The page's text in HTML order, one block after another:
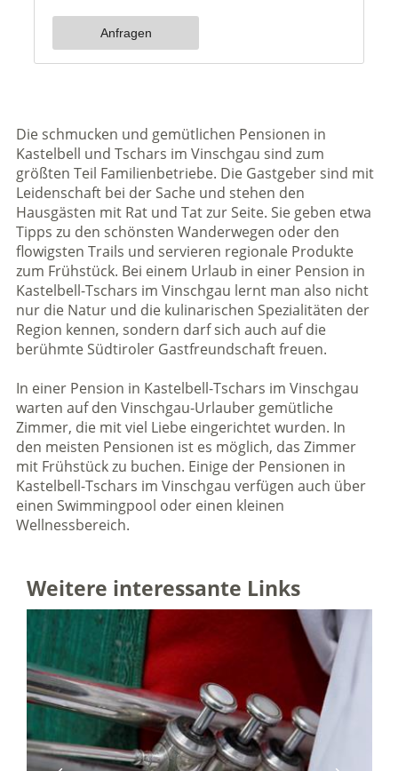
Die schmucken und gemütlichen Pensionen in
Kastelbell und Tschars im Vinschgau sind zum
größten Teil Familienbetriebe. Die Gastgeber sind mit
Leidenschaft bei der Sache und stehen den
Hausgästen mit Rat und Tat zur Seite. Sie geben etwa
Tipps zu den schönsten Wanderwegen oder den
flowigsten Trails und servieren regionale Produkte
zum Frühstück. Bei einem Urlaub in einer Pension in
Kastelbell-Tschars im Vinschgau lernt man also nicht
nur die Natur und die kulinarischen Spezialitäten der
Region kennen, sondern darf sich auch auf die
berühmte Südtiroler Gastfreundschaft freuen.
In einer Pension in Kastelbell-Tschars im Vinschgau
warten auf den Vinschgau-Urlauber gemütliche
Zimmer, die mit viel Liebe eingerichtet wurden. In
den meisten Pensionen ist es möglich, das Zimmer
mit Frühstück zu buchen. Einige der Pensionen in
Kastelbell-Tschars im Vinschgau verfügen auch über
einen Swimmingpool oder einen kleinen
Wellnessbereich.
Weitere interessante Links